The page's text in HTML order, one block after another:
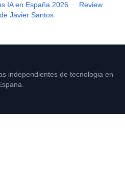
IA en España 2026 ·
Review
Javier Santos
independientes de tecnologia en